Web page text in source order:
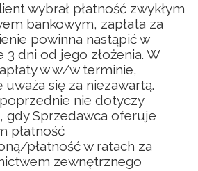
wybrał płatność zwykłym
bankowym, zapłata za
powinna nastąpić w
3 dni od jego złożenia. W
w w/w terminie,
się za niezawartą.
nie dotyczy
gdy Sprzedawca oferuje
płatność
płatność w ratach za
zewnętrznego